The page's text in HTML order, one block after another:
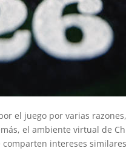
el juego por varias
el ambiente virtual de
intereses